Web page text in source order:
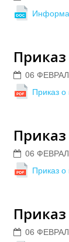
06
Приказ
06
Приказ о
06